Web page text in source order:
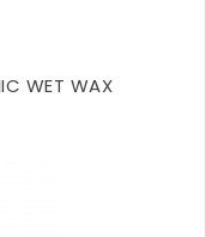
WET WAX